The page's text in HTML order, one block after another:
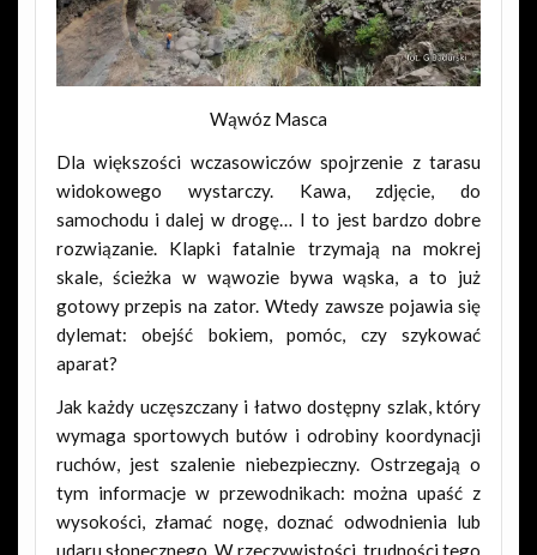
Wąwóz Masca
Dla większości wczasowiczów spojrzenie z tarasu
widokowego wystarczy. Kawa, zdjęcie, do
samochodu i dalej w drogę… I to jest bardzo dobre
rozwiązanie. Klapki fatalnie trzymają na mokrej
skale, ścieżka w wąwozie bywa wąska, a to już
gotowy przepis na zator. Wtedy zawsze pojawia się
dylemat: obejść bokiem, pomóc, czy szykować
aparat?
Jak każdy uczęszczany i łatwo dostępny szlak, który
wymaga sportowych butów i odrobiny koordynacji
ruchów, jest szalenie niebezpieczny. Ostrzegają o
tym informacje w przewodnikach: można upaść z
wysokości, złamać nogę, doznać odwodnienia lub
udaru słonecznego. W rzeczywistości, trudności tego